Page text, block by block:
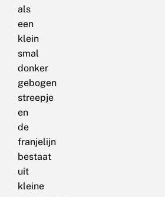
als
een
klein
smal
donker
gebogen
streepje
en
de
franjelijn
bestaat
uit
kleine